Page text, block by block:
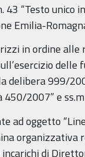
43 “Testo unico
Emilia-
in ordine
delle
delibera 999/
2007” e
ad oggetto
organizzativa
di